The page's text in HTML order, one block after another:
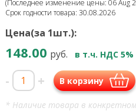
(Последнее изменение цены: 06 Aug
Срок годности товара: 30.08.2026
Цена(за 1шт.):
148.00 руб. в т.ч. НДС 5%
- + В корзину
* Наличие товара в